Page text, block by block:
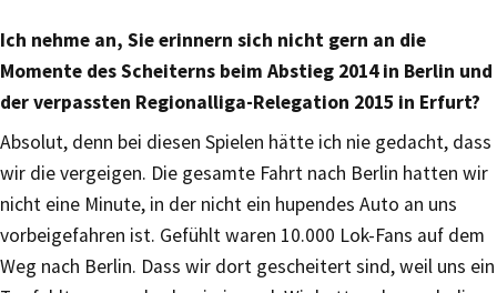
Ich nehme an, Sie erinnern sich nicht gern an die
Momente des Scheiterns beim Abstieg 2014 in Berlin und
der verpassten Regionalliga-Relegation 2015 in Erfurt?
Absolut, denn bei diesen Spielen hätte ich nie gedacht, dass
wir die vergeigen. Die gesamte Fahrt nach Berlin hatten wir
nicht eine Minute, in der nicht ein hupendes Auto an uns
vorbeigefahren ist. Gefühlt waren 10.000 Lok-Fans auf dem
Weg nach Berlin. Dass wir dort gescheitert sind, weil uns ein